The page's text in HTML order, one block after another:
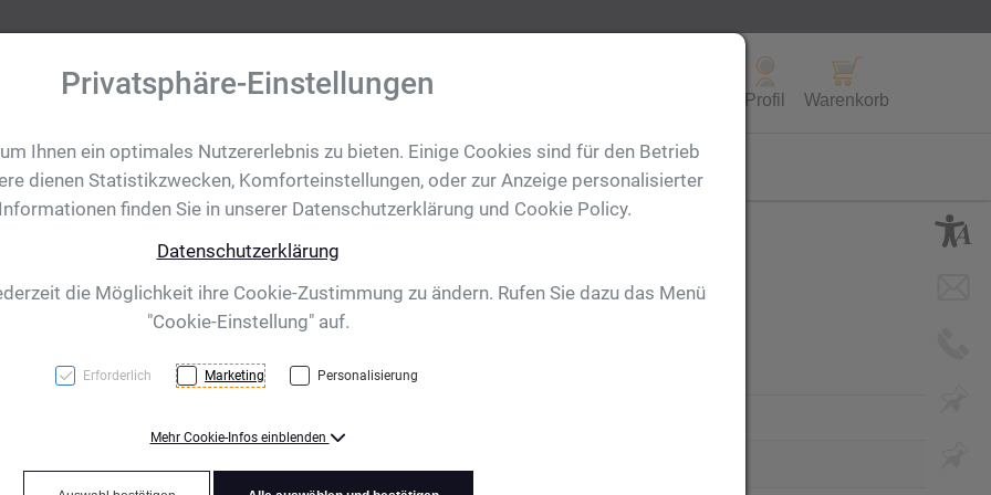
Profil Warenkorb
Ihre Eventanfrage Shop für CH/FL
3 - 50 mm Gold"
Privatsphäre-Einstellungen
Ihnen ein optimales Nutzererlebnis zu bieten. Einige Cookies sind für den Betrieb
dienen Statistikzwecken, Komforteinstellungen, oder zur Anzeige personalisierter
finden Sie in unserer Datenschutzerklärung und Cookie Policy.
Datenschutzerklärung
die Möglichkeit ihre Cookie-Zustimmung zu ändern. Rufen Sie dazu das Menü
"Cookie-Einstellung" auf.
Erforderlich Marketing Personalisierung
Mehr Cookie-Infos einblenden